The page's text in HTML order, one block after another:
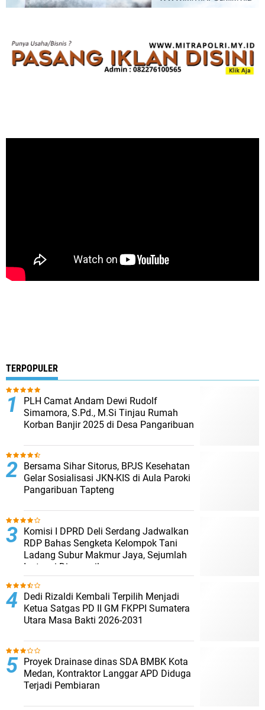
TERPOPULER
PLH Camat Andam Dewi Rudolf
Simamora, S.Pd., M.Si Tinjau Rumah
Korban Banjir 2025 di Desa Pangaribuan
Bersama Sihar Sitorus, BPJS Kesehatan
Gelar Sosialisasi JKN-KIS di Aula Paroki
Pangaribuan Tapteng
Komisi I DPRD Deli Serdang Jadwalkan
RDP Bahas Sengketa Kelompok Tani
Ladang Subur Makmur Jaya, Sejumlah
Instansi Dipanggil
Dedi Rizaldi Kembali Terpilih Menjadi
Ketua Satgas PD II GM FKPPI Sumatera
Utara Masa Bakti 2026-2031
Proyek Drainase dinas SDA BMBK Kota
Medan, Kontraktor Langgar APD Diduga
Terjadi Pembiaran